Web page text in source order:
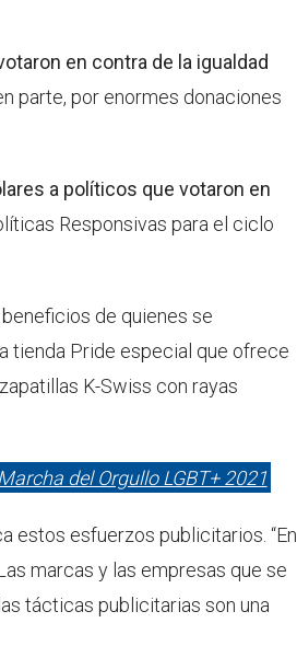
en contra de la igualdad
parte, por enormes donaciones
a políticos que votaron en
Responsivas para el ciclo
de quienes se
tienda Pride especial que ofrece
K-Swiss con rayas
del Orgullo LGBT+ 2021
estos esfuerzos publicitarios. “En
marcas y las empresas que se
tácticas publicitarias son una